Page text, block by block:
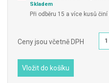
Skladem
Při odběru 15 a více kusů
Ceny jsou včetně DPH
Vložit do košíku